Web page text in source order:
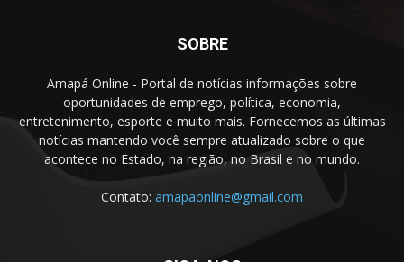
SOBRE
Amapá Online - Portal de notícias informações sobre
oportunidades de emprego, política, economia,
entretenimento, esporte e muito mais. Fornecemos as últimas
notícias mantendo você sempre atualizado sobre o que
acontece no Estado, na região, no Brasil e no mundo.
Contato: amapaonline@gmail.com